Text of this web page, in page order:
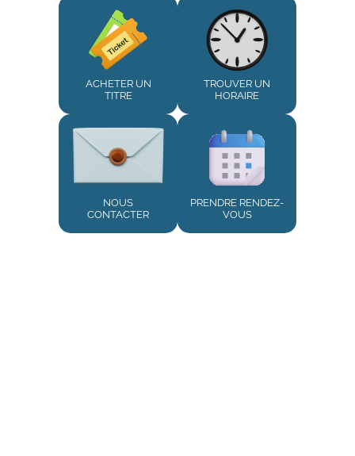
ACHETER UN
TITRE
TROUVER UN
HORAIRE
NOUS
CONTACTER
PRENDRE RENDEZ-
VOUS